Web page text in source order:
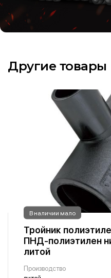
Другие товары
В наличии мало
Тройник
ПНД-полиэтилен
литой
Производство